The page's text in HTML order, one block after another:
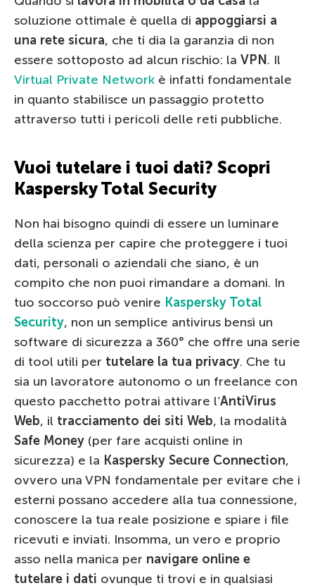
soluzione ottimale è quella di appoggiarsi a
una rete sicura, che ti dia la garanzia di non
essere sottoposto ad alcun rischio: la VPN . Il
Virtual Private Network è infatti fondamentale
in quanto stabilisce un passaggio protetto
attraverso tutti i pericoli delle reti pubbliche.
Vuoi tutelare i tuoi dati? Scopri
Kaspersky Total Security
Non hai bisogno quindi di essere un luminare
della scienza per capire che proteggere i tuoi
dati, personali o aziendali che siano, è un
compito che non puoi rimandare a domani. In
tuo soccorso può venire Kaspersky Total
Security, non un semplice antivirus bensì un
software di sicurezza a 360° che offre una serie
di tool utili per tutelare la tua privacy. Che tu
sia un lavoratore autonomo o un freelance con
questo pacchetto potrai attivare l’AntiVirus
Web, il tracciamento dei siti Web, la modalità
Safe Money (per fare acquisti online in
sicurezza) e la Kaspersky Secure Connection,
ovvero una VPN fondamentale per evitare che i
esterni possano accedere alla tua connessione,
conoscere la tua reale posizione e spiare i file
ricevuti e inviati. Insomma, un vero e proprio
asso nella manica per navigare online e
tutelare i dati ovunque ti trovi e in qualsiasi